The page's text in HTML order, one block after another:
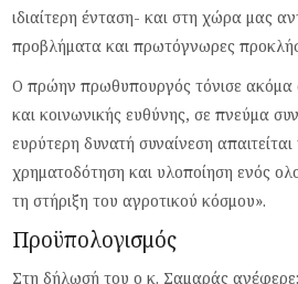
ιδιαίτερη ένταση- και στη χώρα μας
προβλήματα και πρωτόγνωρες
Ο πρώην πρωθυπουργός τόνισε ακόμα
και κοινωνικής ευθύνης, σε πνεύμα
ευρύτερη δυνατή συναίνεση
χρηματοδότηση και υλοποίηση ενός
τη στήριξη του αγροτικού κόσμου».
Προϋπολογισμός
Στη δήλωσή του ο κ. Σαμαράς